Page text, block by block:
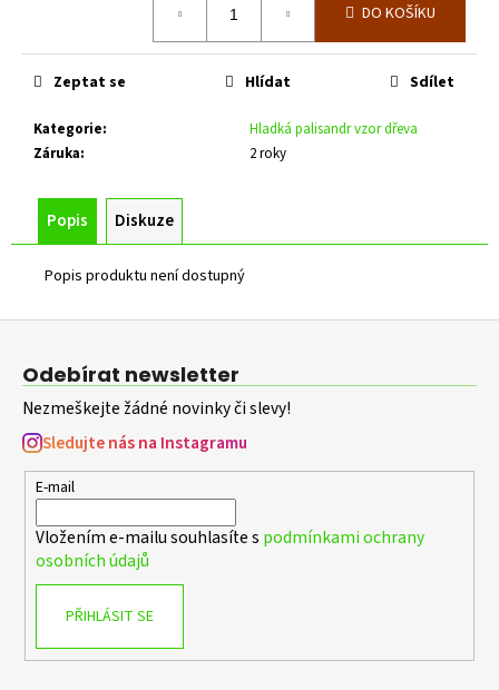
DO KOŠÍKU
Kategorie:
Hladká palisandr vzor dřeva
Záruka: 2 roky
Zeptat se Hlídat Sdílet
Popis Diskuze
Popis produktu není dostupný
DRÁTEM,
VÝŠKA
2000
059
Z
Odebírat newsletter
Nezmeškejte žádné novinky či slevy!
Sledujte nás na Instagramu
E-mail
Vložením e-mailu souhlasíte s podmínkami ochrany
osobních údajů
PŘIHLÁSIT SE